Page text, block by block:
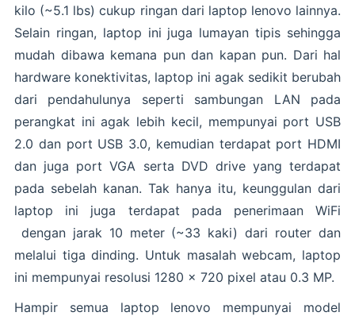
kilo (~5.1 lbs) cukup ringan dari laptop lenovo lainnya.
Selain ringan, laptop ini juga lumayan tipis sehingga
mudah dibawa kemana pun dan kapan pun. Dari hal
hardware konektivitas, laptop ini agak sedikit berubah
dari pendahulunya seperti sambungan LAN pada
perangkat ini agak lebih kecil, mempunyai port USB
2.0 dan port USB 3.0, kemudian terdapat port HDMI
dan juga port VGA serta DVD drive yang terdapat
pada sebelah kanan. Tak hanya itu, keunggulan dari
laptop ini juga terdapat pada penerimaan WiFi
dengan jarak 10 meter (~33 kaki) dari router dan
melalui tiga dinding. Untuk masalah webcam, laptop
ini mempunyai resolusi 1280 x 720 pixel atau 0.3 MP.
Hampir semua laptop lenovo mempunyai model